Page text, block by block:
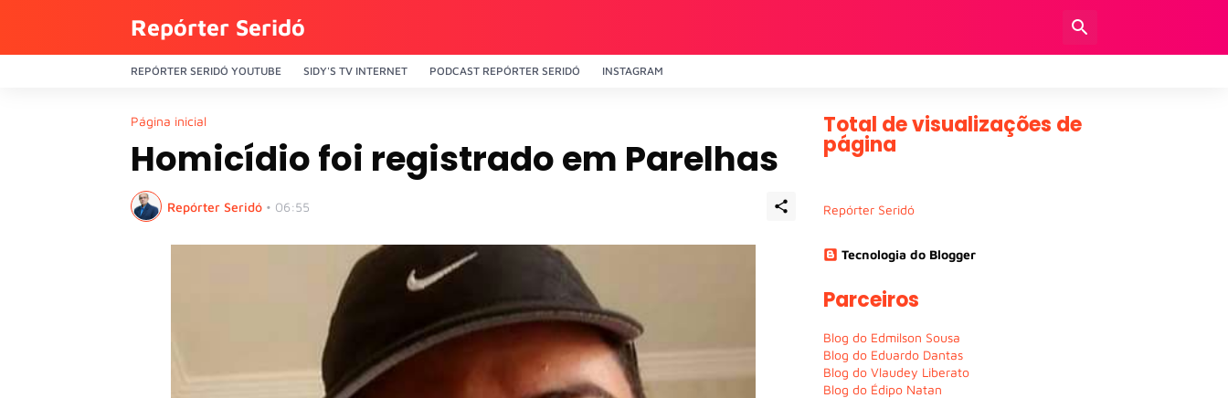
Repórter Seridó
REPÓRTER SERIDÓ YOUTUBE SIDY'S TV INTERNET PODCAST REPÓRTER SERIDÓ INSTAGRAM
Página inicial
Homicídio foi registrado em Parelhas
Repórter Seridó • 06:55
Total de visualizações de
página
Repórter Seridó
Tecnologia do Blogger
Parceiros
Blog do Edmilson Sousa
Blog do Eduardo Dantas
Blog do Vlaudey Liberato
Blog do Édipo Natan